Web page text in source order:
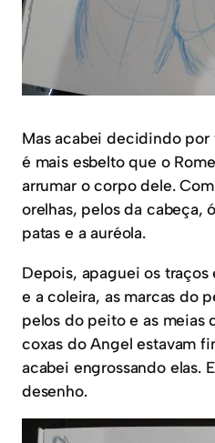
Mas acabei decidindo por
é mais esbelto que o
arrumar o corpo dele.
orelhas, pelos da cabeça,
patas e a auréola.
Depois, apaguei os traços
e a coleira, as marcas do
pelos do peito e as meias
coxas do Angel estavam
acabei engrossando elas.
desenho.